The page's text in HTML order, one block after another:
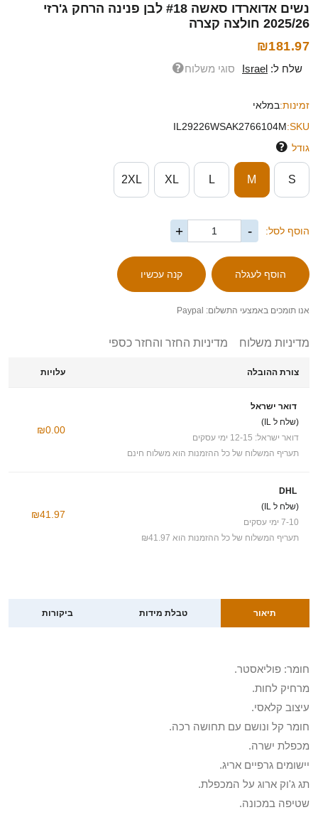
נשים אדוארדו סאשה #18 לבן פנינה הרחק ג'רזי
2025/26 חולצה קצרה
₪181.97
שלח ל: Israel סוגי משלוח
זמינות:במלאי
SKU:
IL29226WSAK2766104M
גודל
S
M
L
XL
2XL
הוסף לסל: -
+
אנו תומכים באמצעי התשלום: Paypal
מדיניות משלוח מדיניות החזר והחזר כספי
צורת ההובלה עלויות
דואר ישראל
(שלח ל IL)
דואר ישראל: 12-15 ימי עסקים
תעריף המשלוח של כל ההזמנות הוא משלוח חינם
₪0.00
DHL
(שלח ל IL)
7-10 ימי עסקים
תעריף המשלוח של כל ההזמנות הוא ₪41.97
₪41.97
תיאור טבלת מידות ביקורות
חומר: פוליאסטר.
מרחיק לחות.
עיצוב קלאסי.
חומר קל ונושם עם תחושה רכה.
מכפלת ישרה.
יישומים גרפיים אריג.
תג ג'וק ארוג על המכפלת.
שטיפה במכונה.